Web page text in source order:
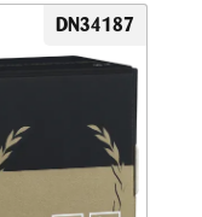
DN34187